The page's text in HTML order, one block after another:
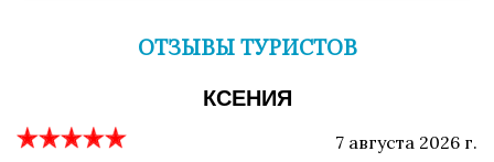
ОТЗЫВЫ ТУРИСТОВ
КСЕНИЯ
7 августа 2026 г.